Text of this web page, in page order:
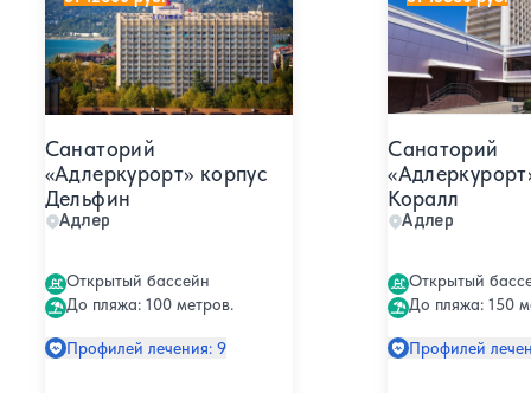
Санаторий
«Адлеркурорт» корпус
Дельфин
Адлер
Открытый бассейн
До пляжа: 100 метров.
Профилей лечения: 9
Санаторий
Коралл
Адлер
Открытый
До пляжа: 150
Профилей